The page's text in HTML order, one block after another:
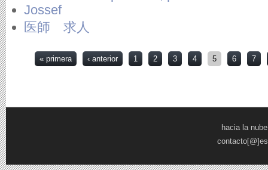
Jossef
医師 求人
Páginas
« primera ‹ anterior 1 2 3 4 5 6 7
hacia la